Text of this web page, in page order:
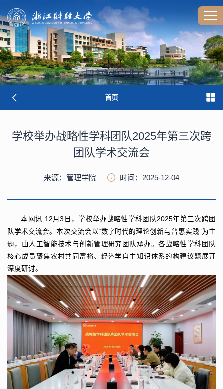
首页
学校举办战略性学科团队2025年第三次跨
团队学术交流会
来源：管理学院 时间：2025-12-04
本网讯 12月3日，学校举办战略性学科团队2025年第三次跨团
队学术交流会。本次交流会以“数字时代的理论创新与普惠实践”为主
题，由人工智能技术与创新管理研究团队承办。各战略性学科团队
核心成员聚焦农村共同富裕、经济学自主知识体系的构建议题展开
深度研讨。